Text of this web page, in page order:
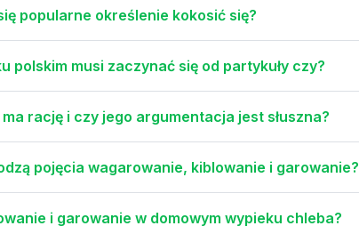
popularne określenie kokosić się?
polskim musi zaczynać się od partykuły czy?
rację i czy jego argumentacja jest słuszna?
pojęcia wagarowanie, kiblowanie i garowanie?
i garowanie w domowym wypieku chleba?